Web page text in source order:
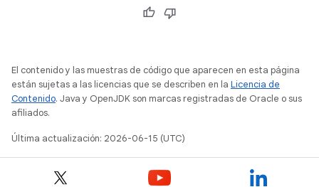
El contenido y las muestras de código que aparecen en esta página
están sujetas a las licencias que se describen en la Licencia de
Contenido. Java y OpenJDK son marcas registradas de Oracle o sus
afiliados.
Última actualización: 2026-06-15 (UTC)